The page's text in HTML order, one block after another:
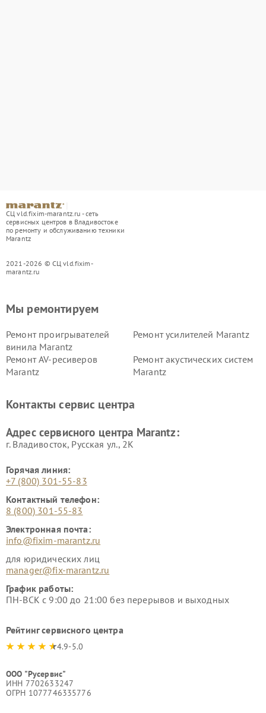
СЦ vld.fixim-marantz.ru - сеть
сервисных центров в Владивостоке
по ремонту и обслуживанию техники
Marantz
2021-2026 © СЦ vld.fixim-
marantz.ru
Мы ремонтируем
Ремонт проигрывателей
винила Marantz
Ремонт усилителей Marantz
Ремонт AV-ресиверов
Marantz
Ремонт акустических систем
Marantz
Контакты сервис центра
Адрес сервисного центра Marantz:
г. Владивосток, Русская ул., 2К
Горячая линия:
+7 (800) 301-55-83
Контактный телефон:
8 (800) 301-55-83
Электронная почта:
info@fixim-marantz.ru
для юридических лиц
manager@fix-marantz.ru
График работы:
ПН-ВСК с 9:00 до 21:00 без перерывов и выходных
Рейтинг сервисного центра
4.9-5.0
ООО "Русервис"
ИНН 7702633247
ОГРН 1077746335776